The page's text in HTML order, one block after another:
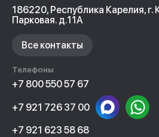
186220, Республика Карелия, г.
Парковая. д.11А
Все контакты
Телефоны
+7 800 550 57 67
+7 921 726 37 00
+7 921 623 58 68